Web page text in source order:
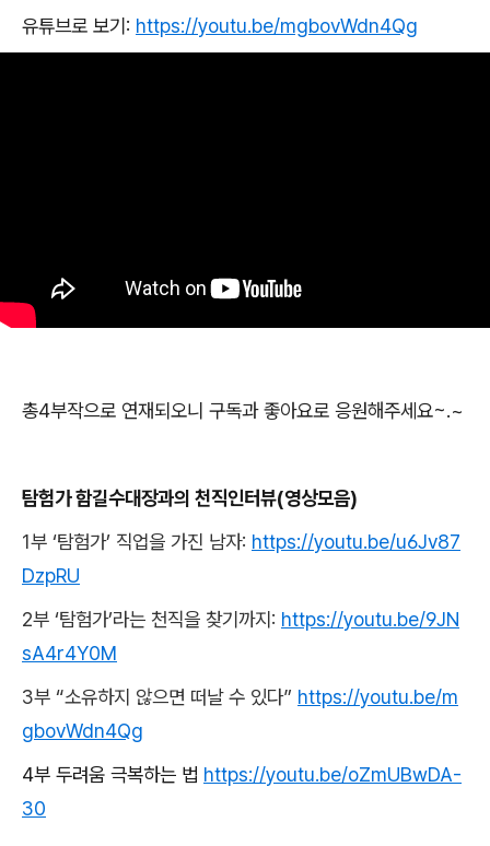
유튜브로 보기 : https://youtu.be/mgbovWdn4Qg
총4부작으로 연재되오니 구독과 좋아요로 응원해주세요~.~
탐험가 함길수대장과의 천직인터뷰(영상모음)
1부 ‘탐험가’ 직업을 가진 남자: https://youtu.be/u6Jv87
DzpRU
2부 ‘탐험가’라는 천직을 찾기까지 : https://youtu.be/9JN
sA4r4Y0M
3부 “소유하지 않으면 떠날 수 있다” https://youtu.be/m
gbovWdn4Qg
4부 두려움 극복하는 법 https://youtu.be/oZmUBwDA-
30